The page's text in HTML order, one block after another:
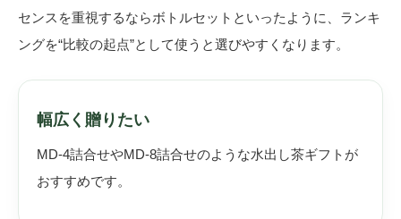
センスを重視するならボトルセットといったように、ランキ
ングを“比較の起点”として使うと選びやすくなります。
幅広く贈りたい
MD-4詰合せやMD-8詰合せのような水出し茶ギフトが
おすすめです。